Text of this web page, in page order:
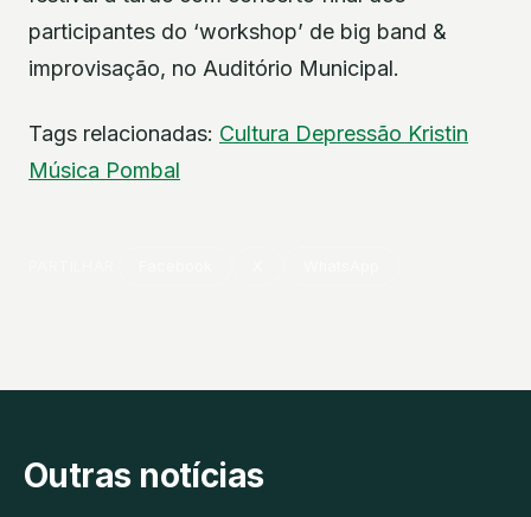
participantes do ‘workshop’ de big band &
improvisação, no Auditório Municipal.
Tags relacionadas: Cultura Depressão Kristin
Música Pombal
Outras notícias